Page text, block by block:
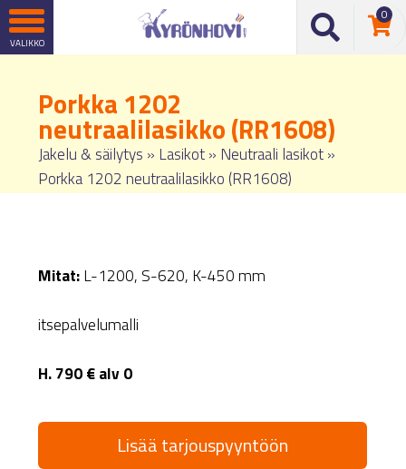
0
Porkka 1202
neutraalilasikko (RR1608)
Jakelu & säilytys » Lasikot» Neutraali lasikot»
Porkka 1202 neutraalilasikko (RR1608)
Mitat:L-1200, S-620, K-450 mm
itsepalvelumalli
H. 790 € alv 0
Lisää tarjouspyyntöön